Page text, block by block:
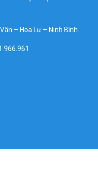
– Hoa Lư – Ninh Bình